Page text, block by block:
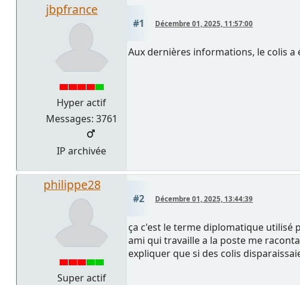
jbpfrance
Hyper actif
Messages: 3761
IP archivée
#1 Décembre 01, 2025, 11:57:00
Aux dernières informations, le colis
philippe28
Super actif
#2 Décembre 01, 2025, 13:44:39
ça c'est le terme diplomatique utilisé
ami qui travaille a la poste me
expliquer que si des colis